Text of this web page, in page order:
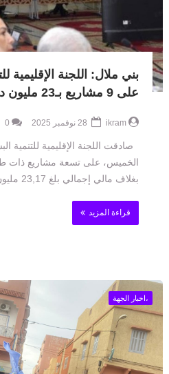
بني ملال: اللجنة الإقليمية
على 9 مشاريع بـ23 مليون درهم
ikram
0
صادقت اللجنة الإقليمية للتنمية
الخميس، على تسعة مشاريع ذات
بغلاف مالي إجمالي بلغ 23,17 مليون ...
قراءة المزيد
،اخبار الجهة